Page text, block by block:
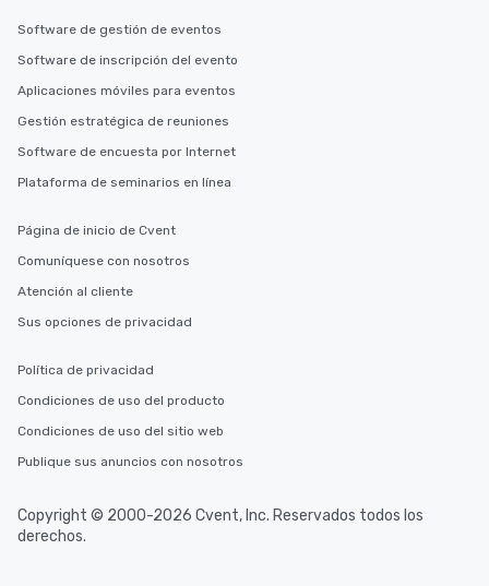
Software de gestión de eventos
Software de inscripción del evento
Aplicaciones móviles para eventos
Gestión estratégica de reuniones
Software de encuesta por Internet
Plataforma de seminarios en línea
Página de inicio de Cvent
Comuníquese con nosotros
Atención al cliente
Sus opciones de privacidad
Política de privacidad
Condiciones de uso del producto
Condiciones de uso del sitio web
Publique sus anuncios con nosotros
Copyright © 2000-2026 Cvent, Inc. Reservados todos los
derechos.